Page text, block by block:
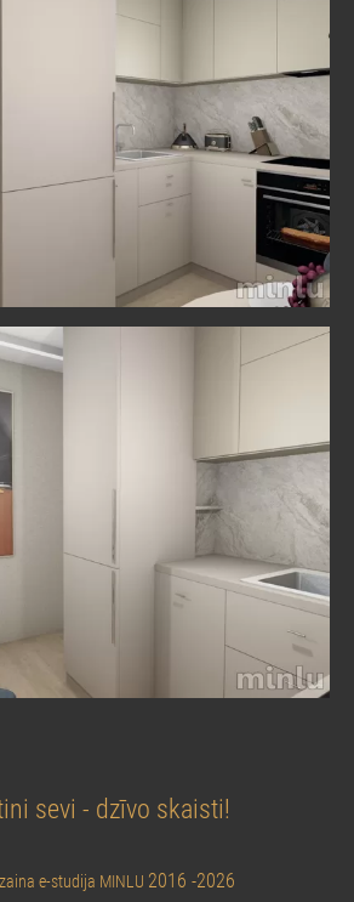
sevi - dzīvo skaisti!
e-studija MINLU 2016 -2026